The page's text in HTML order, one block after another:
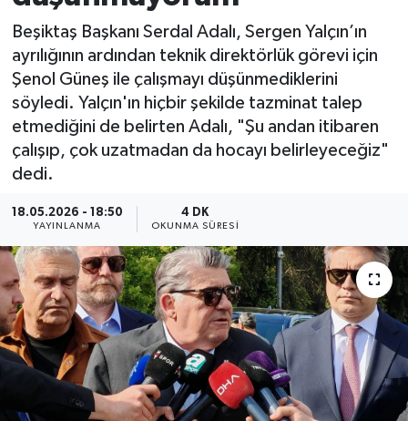
Beşiktaş Başkanı Serdal Adalı, Sergen Yalçın’ın
ayrılığının ardından teknik direktörlük görevi için
Şenol Güneş ile çalışmayı düşünmediklerini
söyledi. Yalçın'ın hiçbir şekilde tazminat talep
etmediğini de belirten Adalı, "Şu andan itibaren
çalışıp, çok uzatmadan da hocayı belirleyeceğiz"
dedi.
18.05.2026 - 18:50
YAYINLANMA
4 DK
OKUNMA SÜRESI
MAGAZİN
KÜLTÜR SANAT
SAĞLIK
BİLİM VE TEKNOLOJİ
OTOMOBİL
KURUMSAL
Son Dakika Haberleri
Haber Arşivi